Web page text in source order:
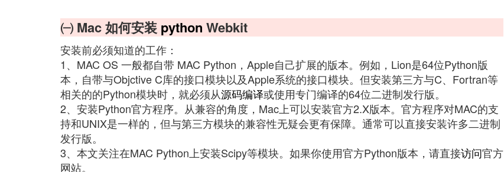
㈠ Mac 如何安装 python Webkit
安装前必须知道的工作：
1、MAC OS 一般都自带 MAC Python，Apple自己扩展的版本。例如，Lion是64位Python版
本，自带与Objctive C库的接口模块以及Apple系统的接口模块。但安装第三方与C、Fortran等
相关的的Python模块时，就必须从源码编译或使用专门编译的64位二进制发行版。
2、安装Python官方程序。从兼容的角度，Mac上可以安装官方2.X版本。官方程序对MAC的支
持和UNIX是一样的，但与第三方模块的兼容性无疑会更有保障。通常可以直接安装许多二进制
发行版。
3、本文关注在MAC Python上安装Scipy等模块。如果你使用官方Python版本，请直接访问官方
网站。